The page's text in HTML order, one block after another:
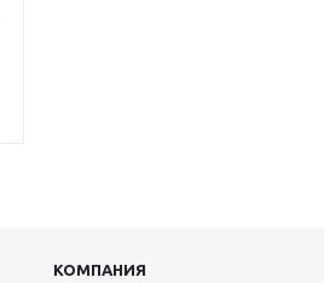
КОМПАНИЯ